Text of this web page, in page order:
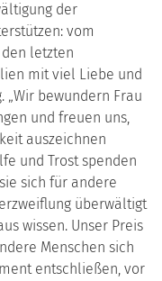
der
vom
letzten
mit viel Liebe und
„Wir bewundern Frau
und freuen uns,
auszeichnen
und Trost spenden
sich für andere
überwältigt
wissen. Unser Preis
Menschen sich
entschließen, vor